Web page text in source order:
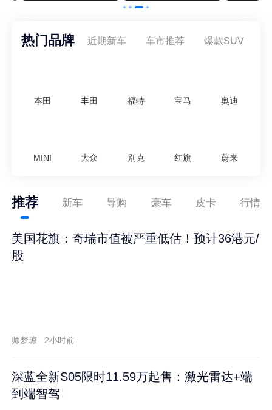
热门品牌 近期新车 车市推荐 爆款SUV
本田 丰田 福特 宝马 奥迪
MINI 大众 别克 红旗 蔚来
推荐 新车 导购 豪车 皮卡 行情
美国花旗：奇瑞市值被严重低估！预计36港元/
股
师梦琼 2小时前
深蓝全新S05限时11.59万起售：激光雷达+端
到端智驾